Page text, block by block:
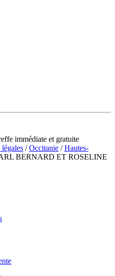
immédiate et gratuite
/Occitanie /Hautes-
BERNARD ET ROSELINE